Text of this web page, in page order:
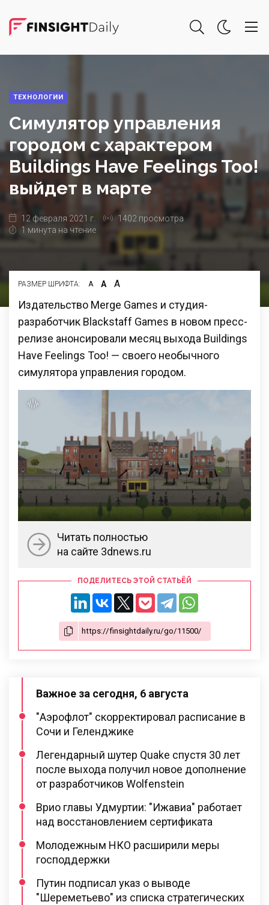
ТЕХНОЛОГИИ
Симулятор управления
городом с характером
Buildings Have Feelings Too!
выйдет в марте
12 февраля 2021 г.
1402 просмотра
1 минута на чтение
РАЗМЕР ШРИФТА: А А А
Издательство Merge Games и студия-
разработчик Blackstaff Games в новом пресс-
релизе анонсировали месяц выхода Buildings
Have Feelings Too! — своего необычного
симулятора управления городом.
Читать полностью
на сайте 3dnews.ru
ПОДЕЛИТЕСЬ ЭТОЙ СТАТЬЁЙ
Важное за сегодня, 6 августа
"Аэрофлот" скорректировал расписание в
Сочи и Геленджике
Легендарный шутер Quake спустя 30 лет
после выхода получил новое дополнение
от разработчиков Wolfenstein
Врио главы Удмуртии: "Ижавиа" работает
над восстановлением сертификата
Молодежным НКО расширили меры
господдержки
Путин подписал указ о выводе
"Шереметьево" из списка стратегических